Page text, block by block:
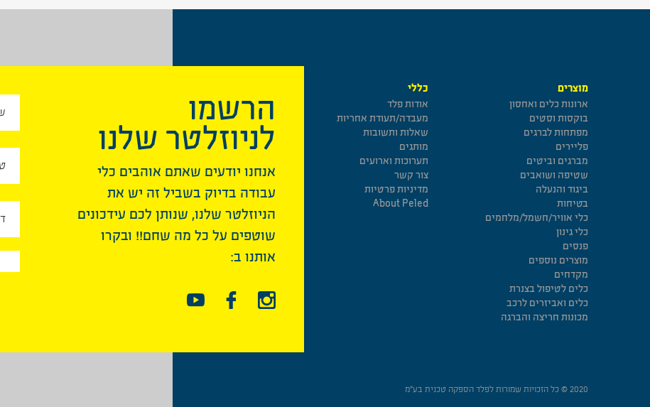
מוצרים
ארונות כלים ואחסון
בוקסות וסטים
מפתחות לברגים
פליירים
מברגים וביטים
שטיפה ושואבים
ביגוד והנעלה
בטיחות
כלי אוויר/חשמל/מלחמים
כלי גינון
פנסים
מוצרים נוספים
מקדחים
כלים לטיפול בצנרת
כלים ואביזרים לרכב
מכונות חריצה והברגה
כללי
אודות פלד
מעבדה/תעודת אחריות
שאלות ותשובות
מותגים
תערוכות וארועים
צור קשר
מדיניות פרטיות
About Peled
הרשמו
לניוזלטר שלנו
אנחנו יודעים שאתם אוהבים כלי
עבודה בדיוק בשביל זה יש את
הניוזלטר שלנו, שנותן לכם עידכונים
שוטפים על כל מה שחם!! ובקרו
אותנו ב:
2020 © כל הזכויות שמורות לפלד הספקה טכנית בע”מ